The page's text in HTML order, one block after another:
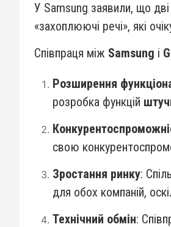
У Samsung заявили, що дві
«захоплюючі речі», які
Співпраця між Samsung і
Розширення
розробка функцій
свою
Зростання ринку:
для обох компаній,
Технічний обмін: